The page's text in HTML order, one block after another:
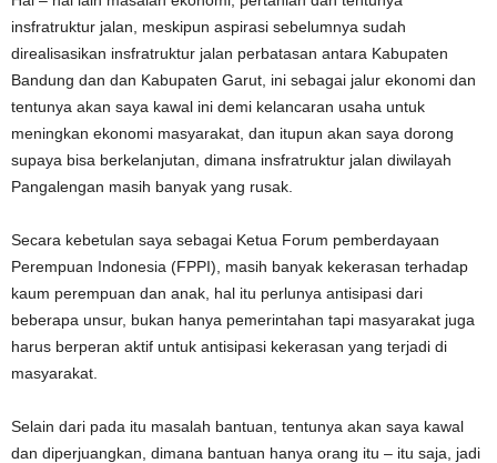
insfratruktur jalan, meskipun aspirasi sebelumnya sudah
direalisasikan insfratruktur jalan perbatasan antara Kabupaten
Bandung dan dan Kabupaten Garut, ini sebagai jalur ekonomi dan
tentunya akan saya kawal ini demi kelancaran usaha untuk
meningkan ekonomi masyarakat, dan itupun akan saya dorong
supaya bisa berkelanjutan, dimana insfratruktur jalan diwilayah
Pangalengan masih banyak yang rusak.
Secara kebetulan saya sebagai Ketua Forum pemberdayaan
Perempuan Indonesia (FPPI), masih banyak kekerasan terhadap
kaum perempuan dan anak, hal itu perlunya antisipasi dari
beberapa unsur, bukan hanya pemerintahan tapi masyarakat juga
harus berperan aktif untuk antisipasi kekerasan yang terjadi di
masyarakat.
Selain dari pada itu masalah bantuan, tentunya akan saya kawal
dan diperjuangkan, dimana bantuan hanya orang itu – itu saja, jadi